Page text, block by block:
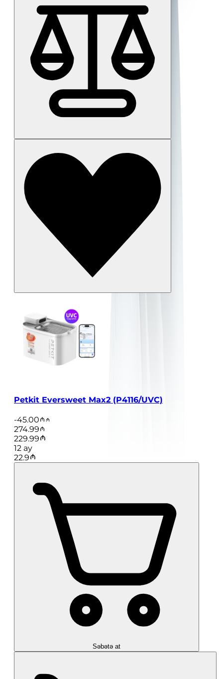
Petkit Eversweet Max2 (P4116/UVC)
-45.00
274.99
229.99
12 ay
22.9
Səbətə at